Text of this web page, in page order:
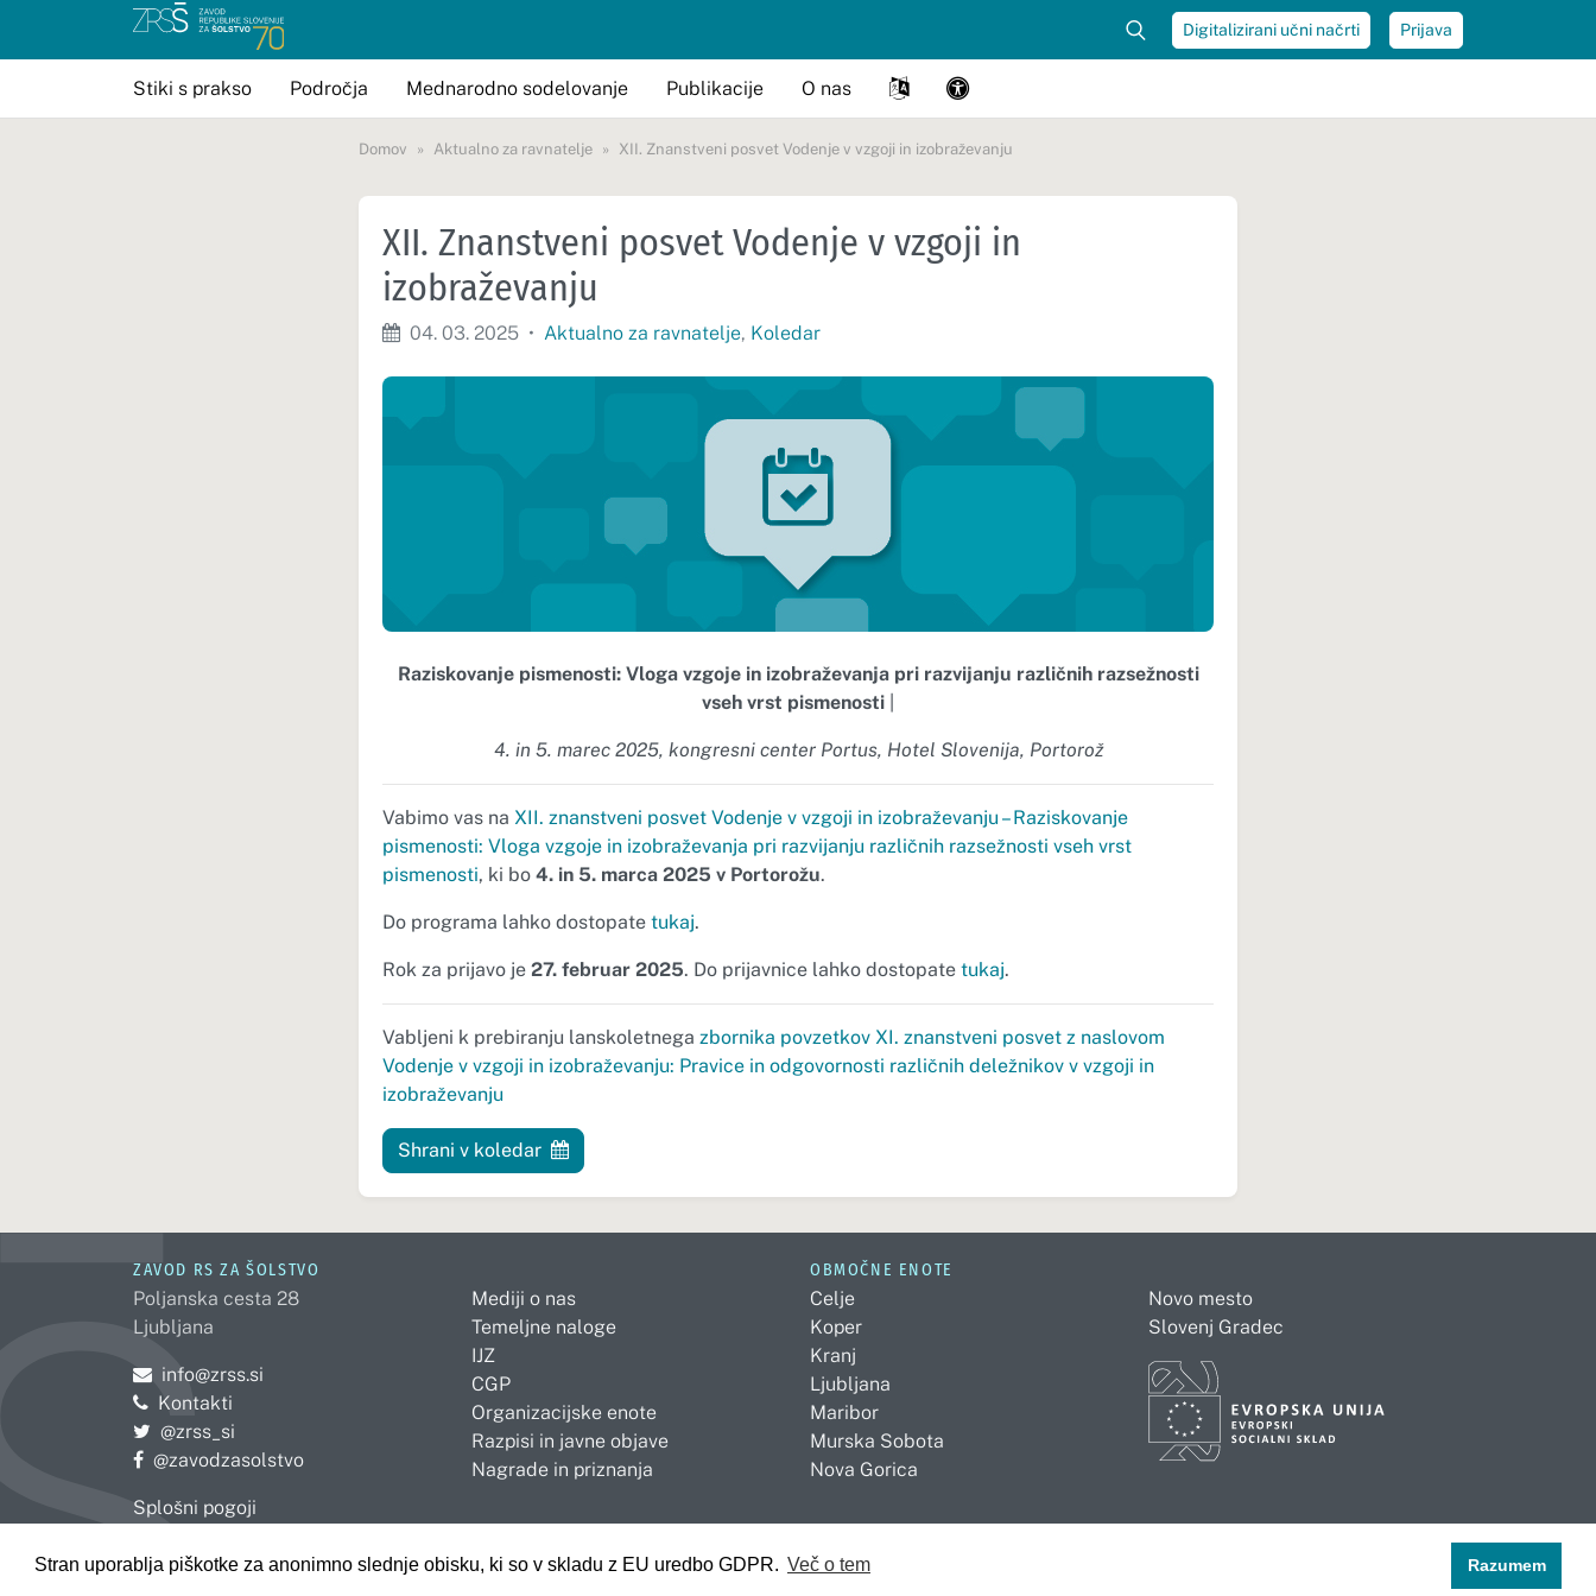
Stran uporablja piškotke za anonimno slednje obisku, ki so v skladu z EU uredbo GDPR. Več o tem Razumem
Digitalizirani učni načrti Prijava
Stiki s prakso Področja Mednarodno sodelovanje Publikacije O nas
Domov Aktualno za ravnatelje XII. Znanstveni posvet Vodenje v vzgoji in izobraževanju
XII. Znanstveni posvet Vodenje v vzgoji in
izobraževanju
04. 03. 2025 • Aktualno za ravnatelje, Koledar
Raziskovanje pismenosti: Vloga vzgoje in izobraževanja pri razvijanju različnih razsežnosti
vseh vrst pismenosti
4. in 5. marec 2025, kongresni center Portus, Hotel Slovenija, Portorož
Vabimo vas na XII. znanstveni posvet Vodenje v vzgoji in izobraževanju – Raziskovanje
pismenosti: Vloga vzgoje in izobraževanja pri razvijanju različnih razsežnosti vseh vrst
pismenosti, ki bo 4. in 5. marca 2025 v Portorožu.
Do programa lahko dostopate tukaj.
Rok za prijavo je 27. februar 2025. Do prijavnice lahko dostopate tukaj.
Vabljeni k prebiranju lanskoletnega zbornika povzetkov XI. znanstveni posvet z naslovom
Vodenje v vzgoji in izobraževanju: Pravice in odgovornosti različnih deležnikov v vzgoji in
izobraževanju
Shrani v koledar
ZAVOD RS ZA ŠOLSTVO
Poljanska cesta 28
Ljubljana
Pošljite e-mail na
info@zrss.si
Kontakti
Pojdite na Twitter:
@zrss_si
Pojdite na Facebook:
@zavodzasolstvo
Splošni pogoji
Izjava o dostopnosti
Mediji o nas
Temeljne naloge
IJZ
CGP
Organizacijske enote
Razpisi in javne objave
Nagrade in priznanja
OBMOČNE ENOTE
Celje
Koper
Kranj
Ljubljana
Maribor
Murska Sobota
Nova Gorica
Novo mesto
Slovenj Gradec